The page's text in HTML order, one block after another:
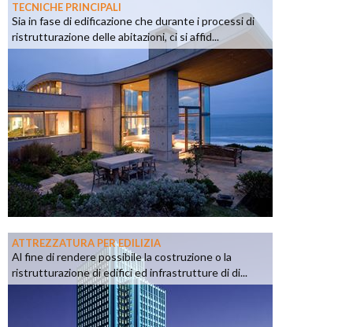
TECNICHE PRINCIPALI
Sia in fase di edificazione che durante i processi di
ristrutturazione delle abitazioni, ci si affid...
ATTREZZATURA PER EDILIZIA
Al fine di rendere possibile la costruzione o la
ristrutturazione di edifici ed infrastrutture di di...